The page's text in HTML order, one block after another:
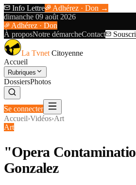
Info Lettre
Adhérez · Don →
dimanche 09 août 2026
Adhérez · Don
À proposNotre démarcheContact
La Tvnet Citoyenne
Accueil
Rubriques
DossiersPhotos
Se connecter
Accueil›Vidéos›Art
Art
"Opera
Gonzalez